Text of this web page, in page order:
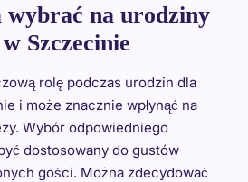
wybrać na urodziny
Szczecinie
rolę podczas urodzin dla
i może znacznie wpłynąć na
Wybór odpowiedniego
dostosowany do gustów
gości. Można zdecydować